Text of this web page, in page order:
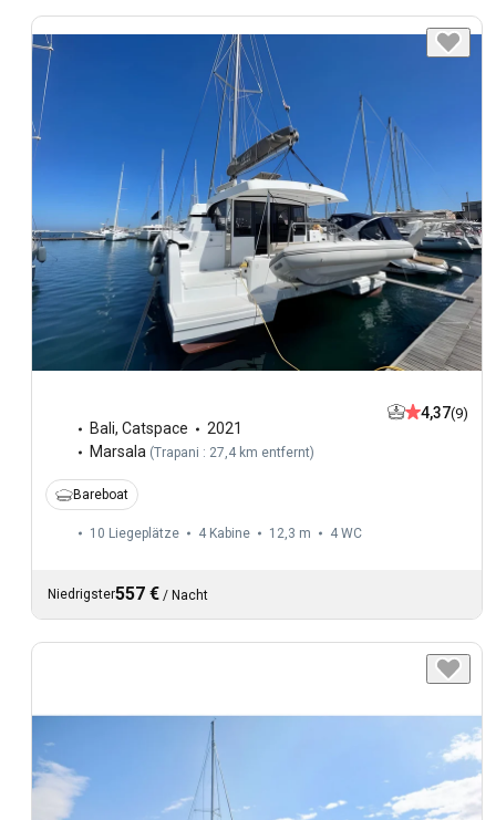
Bali, Catspace
2021
Marsala (Trapani : 27,4 km entfernt)
4,37(9)
Bareboat
10 Liegeplätze 4 Kabine 12,3 m 4 WC
Niedrigster557 € / Nacht